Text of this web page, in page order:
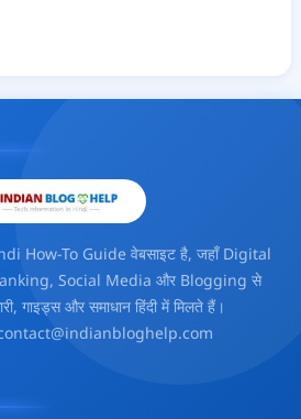
How-To Guide वेबसाइट है, जहाँ Digital
Social Media और Blogging से
गाइड्स और समाधान हिंदी में मिलते हैं।